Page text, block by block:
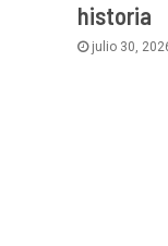
historia
julio 30,